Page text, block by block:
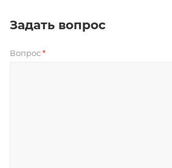
Задать вопрос
Вопрос *